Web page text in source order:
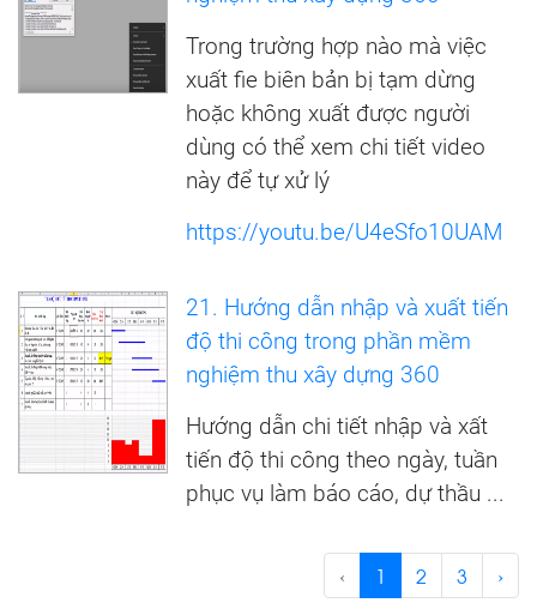
Trong trường hợp nào mà việc
xuất fie biên bản bị tạm dừng
hoặc không xuất được người
dùng có thể xem chi tiết video
này để tự xử lý
https://youtu.be/U4eSfo10UAM
21. Hướng dẫn nhập và xuất tiến
độ thi công trong phần mềm
nghiệm thu xây dựng 360
Hướng dẫn chi tiết nhập và xất
tiến độ thi công theo ngày, tuần
phục vụ làm báo cáo, dự thầu ...
‹ 1 2 3 ›